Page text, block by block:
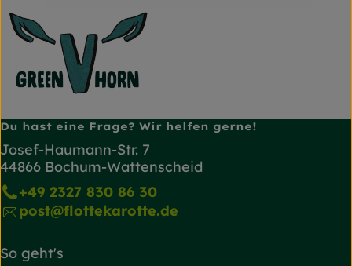
Du hast eine Frage? Wir helfen gerne!
Josef-Haumann-Str. 7
44866 Bochum-Wattenscheid
+49 2327 830 86 30
post@flottekarotte.de
So geht's